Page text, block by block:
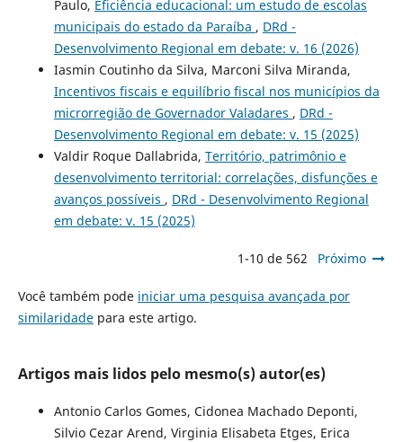
Paulo, Eficiência educacional: um estudo de escolas
municipais do estado da Paraíba , DRd -
Desenvolvimento Regional em debate: v. 16 (2026)
Iasmin Coutinho da Silva, Marconi Silva Miranda,
Incentivos fiscais e equilíbrio fiscal nos municípios da
microrregião de Governador Valadares , DRd -
Desenvolvimento Regional em debate: v. 15 (2025)
Valdir Roque Dallabrida, Território, patrimônio e
desenvolvimento territorial: correlações, disfunções e
avanços possíveis , DRd - Desenvolvimento Regional
em debate: v. 15 (2025)
1-10 de 562 Próximo
Você também pode iniciar uma pesquisa avançada por
similaridadepara este artigo.
Artigos mais lidos pelo mesmo(s) autor(es)
Antonio Carlos Gomes, Cidonea Machado Deponti,
Silvio Cezar Arend, Virginia Elisabeta Etges, Erica